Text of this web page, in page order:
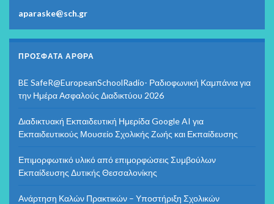
aparaske@sch.gr
ΠΡΌΣΦΑΤΑ ΆΡΘΡΑ
BE SafeR@EuropeanSchoolRadio- Ραδιοφωνική Καμπάνια για
την Ημέρα Ασφαλούς Διαδικτύου 2026
Διαδικτυακή Εκπαιδευτική Ημερίδα Google AI για
Εκπαιδευτικούς Μουσείο Σχολικής Ζωής και Εκπαίδευσης
Επιμορφωτικό υλικό από επιμορφώσεις Συμβούλων
Εκπαίδευσης Δυτικής Θεσσαλονίκης
Ανάρτηση Καλών Πρακτικών – Υποστήριξη Σχολικών